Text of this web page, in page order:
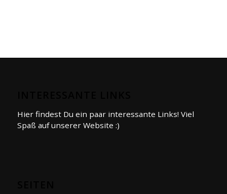
Hier findest Du ein paar interessante Links! Viel
Spaß auf unserer Website :)